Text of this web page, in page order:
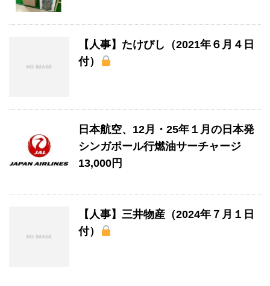
【人事】たけびし（2021年６月４日
付）
日本航空、12月・25年１月の日本発
シンガポール行燃油サーチャージ
13,000円
【人事】三井物産（2024年７月１日
付）